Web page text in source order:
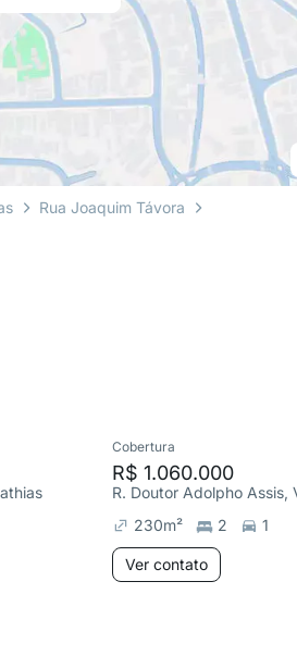
Rua Joaquim Távora
Cobertura
R$ 1.060.000
R. Doutor Adolpho Assis,
230m² 2 1
Ver contato